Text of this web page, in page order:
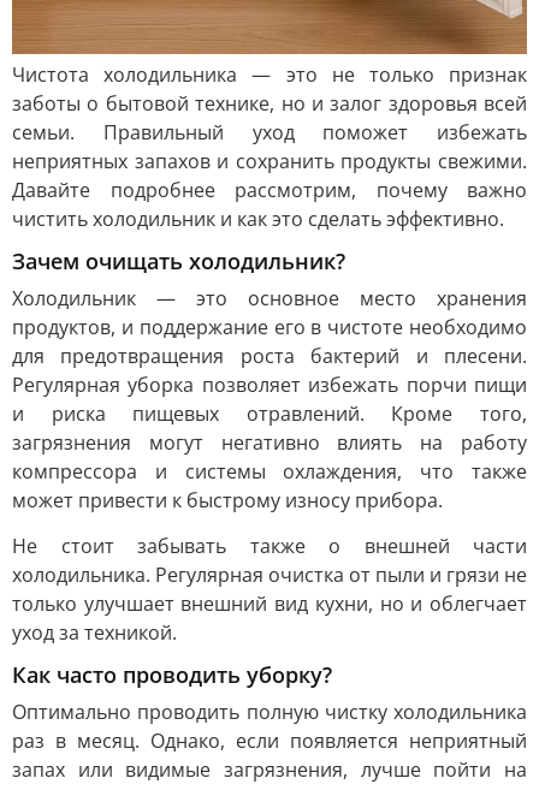
Чистота холодильника — это не только признак
заботы о бытовой технике, но и залог здоровья всей
семьи. Правильный уход поможет избежать
неприятных запахов и сохранить продукты свежими.
Давайте подробнее рассмотрим, почему важно
чистить холодильник и как это сделать эффективно.
Зачем очищать холодильник?
Холодильник — это основное место хранения
продуктов, и поддержание его в чистоте необходимо
для предотвращения роста бактерий и плесени.
Регулярная уборка позволяет избежать порчи пищи
и риска пищевых отравлений. Кроме того,
загрязнения могут негативно влиять на работу
компрессора и системы охлаждения, что также
может привести к быстрому износу прибора.
Не стоит забывать также о внешней части
холодильника. Регулярная очистка от пыли и грязи не
только улучшает внешний вид кухни, но и облегчает
уход за техникой.
Как часто проводить уборку?
Оптимально проводить полную чистку холодильника
раз в месяц. Однако, если появляется неприятный
запах или видимые загрязнения, лучше пойти на